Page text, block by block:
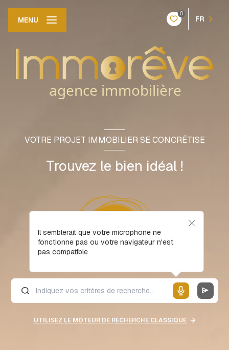
0
FR
MENU
VOTRE PROJET IMMOBILIER SE CONCRÉTISE
Trouvez le bien idéal !
Il semblerait que votre microphone ne
fonctionne pas ou votre navigateur n'est
pas compatible
UTILISEZ LE MOTEUR DE RECHERCHE CLASSIQUE